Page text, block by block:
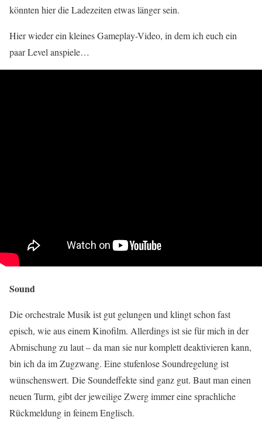
könnten hier die Ladezeiten etwas länger sein.
Hier wieder ein kleines Gameplay-Video, in dem ich euch ein
paar Level anspiele…
Sound
Die orchestrale Musik ist gut gelungen und klingt schon fast
episch, wie aus einem Kinofilm. Allerdings ist sie für mich in der
Abmischung zu laut – da man sie nur komplett deaktivieren kann,
bin ich da im Zugzwang. Eine stufenlose Soundregelung ist
wünschenswert. Die Soundeffekte sind ganz gut. Baut man einen
neuen Turm, gibt der jeweilige Zwerg immer eine sprachliche
Rückmeldung in feinem Englisch.